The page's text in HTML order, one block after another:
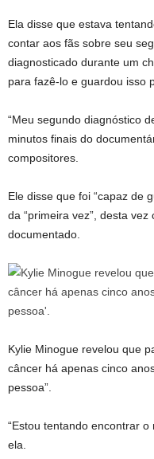
Ela disse que estava
contar aos fãs sobre seu
diagnosticado durante um
para fazê-lo e guardou isso
“Meu segundo diagnóstico
minutos finais do
compositores.
Ele disse que foi “capaz de
da “primeira vez”, desta
documentado.
Kylie Minogue revelou que
câncer há apenas cinco
pessoa”.
“Estou tentando encontrar
ela.